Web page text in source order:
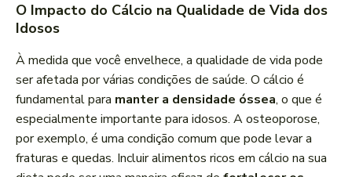
O Impacto do Cálcio na Qualidade de Vida dos
Idosos
À medida que você envelhece, a qualidade de vida pode
ser afetada por várias condições de saúde. O cálcio é
fundamental para manter a densidade óssea, o que é
especialmente importante para idosos. A osteoporose,
por exemplo, é uma condição comum que pode levar a
fraturas e quedas. Incluir alimentos ricos em cálcio na sua